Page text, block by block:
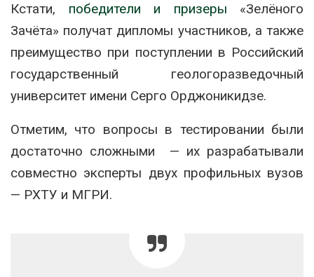
Кстати, победители и призеры «Зелёного
Зачёта» получат дипломы участников, а также
преимущество при поступлении в Российский
государственный геологоразведочный
университет имени Серго Орджоникидзе.
Отметим, что вопросы в тестировании были
достаточно сложными — их разрабатывали
совместно эксперты двух профильных вузов
— РХТУ и МГРИ.